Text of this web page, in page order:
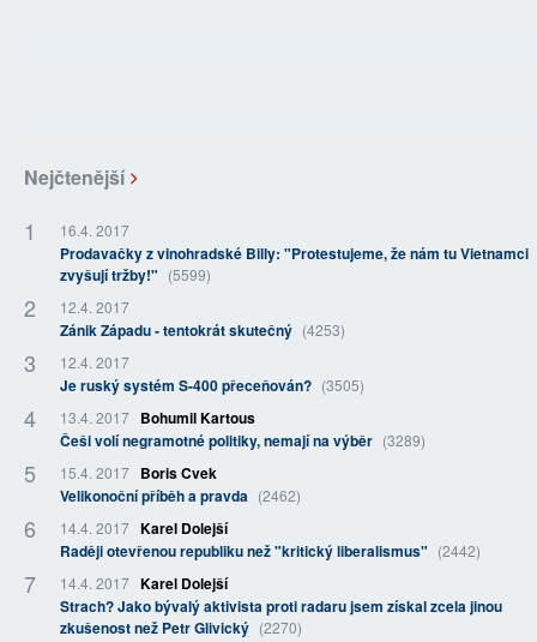
Nejčtenější
16.4. 2017
Prodavačky z vinohradské Billy: "Protestujeme, že nám tu Vietnamci
zvyšují tržby!" (5599)
12.4. 2017
Zánik Západu - tentokrát skutečný (4253)
12.4. 2017
Je ruský systém S-400 přeceňován? (3505)
13.4. 2017 Bohumil Kartous
Češi volí negramotné politiky, nemají na výběr (3289)
15.4. 2017 Boris Cvek
Velikonoční příběh a pravda (2462)
14.4. 2017 Karel Dolejší
Raději otevřenou republiku než "kritický liberalismus" (2442)
14.4. 2017 Karel Dolejší
Strach? Jako bývalý aktivista proti radaru jsem získal zcela jinou
zkušenost než Petr Glivický (2270)